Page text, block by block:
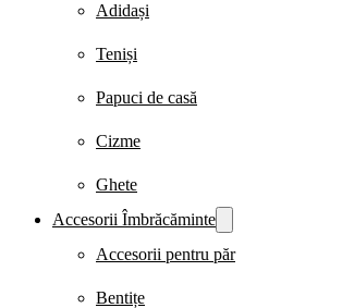
Adidași
Teniși
Papuci de casă
Cizme
Ghete
Accesorii Îmbrăcăminte
Accesorii pentru păr
Bentițe